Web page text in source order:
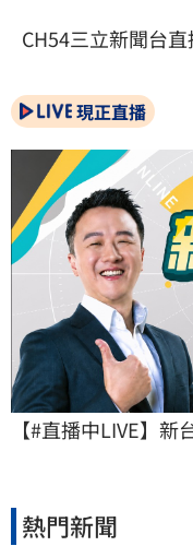
CH54三立新聞台直
現正直播
【#直播中LIVE】
熱門新聞